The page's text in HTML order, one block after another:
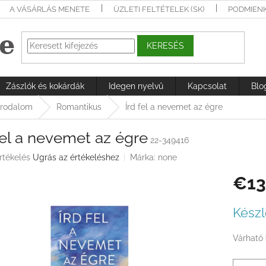
A VÁSÁRLÁS MENETE ÜZLETI FELTÉTELEK (SK)
KERESÉS
Zászlók és kokárdák Idegen nyelvű Kapcsolat
Romantikus Írd fel a nevemet az égre
a nevemet az égre 22-349416
Ugrás az értékeléshez Márka: none
Várható